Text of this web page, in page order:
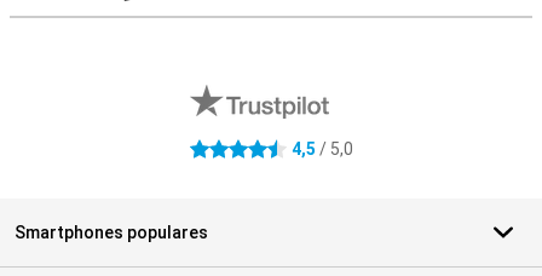
4.5 estrelas 4,5 / 5,0
Smartphones populares